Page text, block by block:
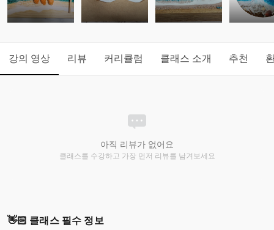
강의 영상 리뷰 커리큘럼 클래스 소개 추천
아직 리뷰가 없어요
클래스를 수강하고 가장 먼저 리뷰를 남겨보세요
👋🏻 클래스 필수 정보